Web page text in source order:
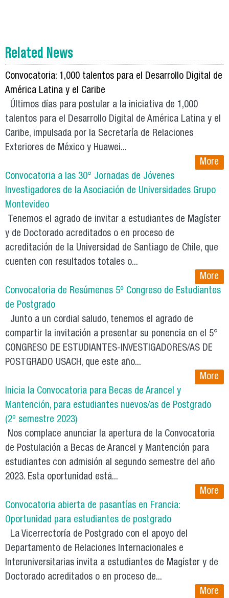
Related News
Convocatoria: 1,000 talentos para el Desarrollo Digital de
América Latina y el Caribe
Últimos días para postular a la iniciativa de 1,000
talentos para el Desarrollo Digital de América Latina y el
Caribe, impulsada por la Secretaría de Relaciones
Exteriores de México y Huawei...
More
Convocatoria a las 30° Jornadas de Jóvenes
Investigadores de la Asociación de Universidades Grupo
Montevideo
Tenemos el agrado de invitar a estudiantes de Magíster
y de Doctorado acreditados o en proceso de
acreditación de la Universidad de Santiago de Chile, que
cuenten con resultados totales o...
More
Convocatoria de Resúmenes 5º Congreso de Estudiantes
de Postgrado
Junto a un cordial saludo, tenemos el agrado de
compartir la invitación a presentar su ponencia en el 5°
CONGRESO DE ESTUDIANTES-INVESTIGADORES/AS DE
POSTGRADO USACH, que este año...
More
Inicia la Convocatoria para Becas de Arancel y
Mantención, para estudiantes nuevos/as de Postgrado
(2º semestre 2023)
Nos complace anunciar la apertura de la Convocatoria
de Postulación a Becas de Arancel y Mantención para
estudiantes con admisión al segundo semestre del año
2023. Esta oportunidad está...
More
Convocatoria abierta de pasantías en Francia:
Oportunidad para estudiantes de postgrado
La Vicerrectoría de Postgrado con el apoyo del
Departamento de Relaciones Internacionales e
Interuniversitarias invita a estudiantes de Magíster y de
Doctorado acreditados o en proceso de...
More